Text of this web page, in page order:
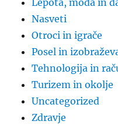
Lepota, moda in
Nasveti
Otroci in igrače
Posel in
Tehnologija in
Turizem in okolje
Uncategorized
Zdravje